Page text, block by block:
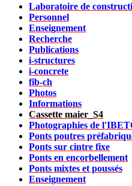
Laboratoire de
Personnel
Enseignement
Recherche
Publications
i-structures
i-concrete
fib-ch
Photos
Informations
Cassette maier_S4
Photographies de
Ponts poutres
Ponts sur cintre fixe
Ponts en encorbellement
Ponts mixtes et poussés
Enseignement